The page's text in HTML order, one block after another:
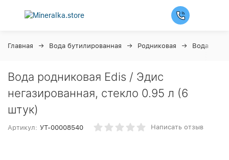
Главная Вода бутилированная Родниковая Вода Edis
Вода родниковая Edis / Эдис
негазированная, стекло 0.95 л (6
штук)
Артикул: УТ-00008540 Написать отзыв